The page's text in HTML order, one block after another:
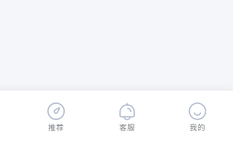
推荐 客服 我的